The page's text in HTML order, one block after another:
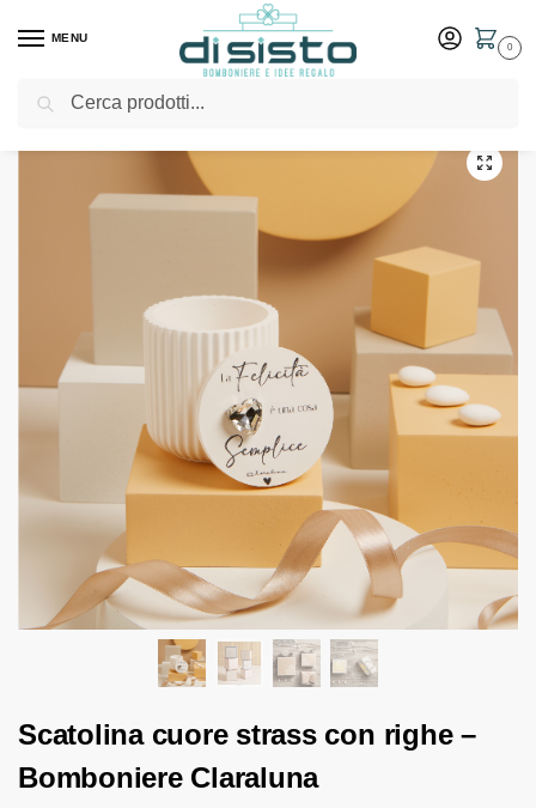
MENU
0
Home Shop Bomboniere
Scatolina cuore strass con righe –
Bomboniere Claraluna